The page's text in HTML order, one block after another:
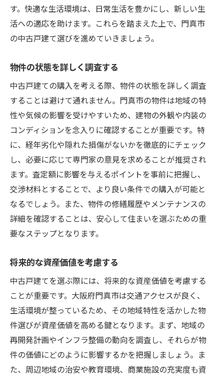
家族の意見をしっかり反映する
長期的な視点で選ぶ
中古戸建て購入を成功させる門真市の地域情報
自治体のサポート制度を利用する
地域の不動産価格動向を確認する
学校や病院の近さを確認する
買い物の利便性をチェックする
地元住民の口コミを活用する
地域の文化活動に参加する
門真市で中古戸建てを購入する前に確認すべき
こと
物件の法的な制約を確認する
建物の耐震性を確認する
過去の修繕履歴をチェックする
引き渡し時の注意点を知る
門真市での中古戸建て購入を成功させるための
秘訣
信頼できる不動産エージェントを選ぶ
交渉術を磨く
必要な資金を明確にする
す。快適な生活環境は、日常生活を豊かにし、新しい生
活への適応を助けます。これらを踏まえた上で、門真市
の中古戸建て選びを進めていきましょう。
物件の状態を詳しく調査する
中古戸建ての購入を考える際、物件の状態を詳しく調査
することは避けて通れません。門真市の物件は地域の特
性や気候の影響を受けやすいため、建物の外観や内装の
コンディションを念入りに確認することが重要です。特
に、経年劣化や隠れた損傷がないかを徹底的にチェック
し、必要に応じて専門家の意見を求めることが推奨され
ます。査定額に影響を与えるポイントを事前に把握し、
交渉材料とすることで、より良い条件での購入が可能と
なるでしょう。また、物件の修繕履歴やメンテナンスの
詳細を確認することは、安心して住まいを選ぶための重
要なステップとなります。
将来的な資産価値を考慮する
中古戸建てを選ぶ際には、将来的な資産価値を考慮する
ことが重要です。大阪府門真市は交通アクセスが良く、
生活環境が整っているため、その地域特性を活かした物
件選びが資産価値を高める鍵となります。まず、地域の
再開発計画やインフラ整備の動向を調査し、それらが物
件の価値にどのように影響するかを把握しましょう。ま
た、周辺地域の治安や教育環境、商業施設の充実度も資